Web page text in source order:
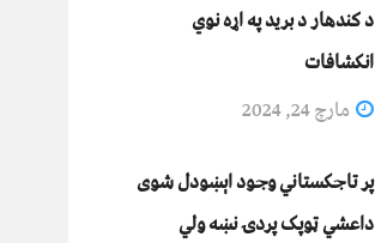
د کندهار د برید په اړه نوي
انکشافات
مارچ 24, 2024
پر تاجکستاني وجود اېښودل شوی
داعشي ټوپک پردۍ نښه ولي